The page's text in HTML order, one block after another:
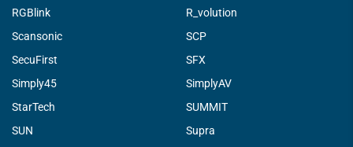
RGBlink
R_volution
Scansonic
SCP
SecuFirst
SFX
Simply45
SimplyAV
StarTech
SUMMIT
SUN
Supra